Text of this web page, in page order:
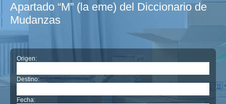
Apartado “M” (la eme) del Diccionario de
Mudanzas
Origen:
Destino:
Fecha: